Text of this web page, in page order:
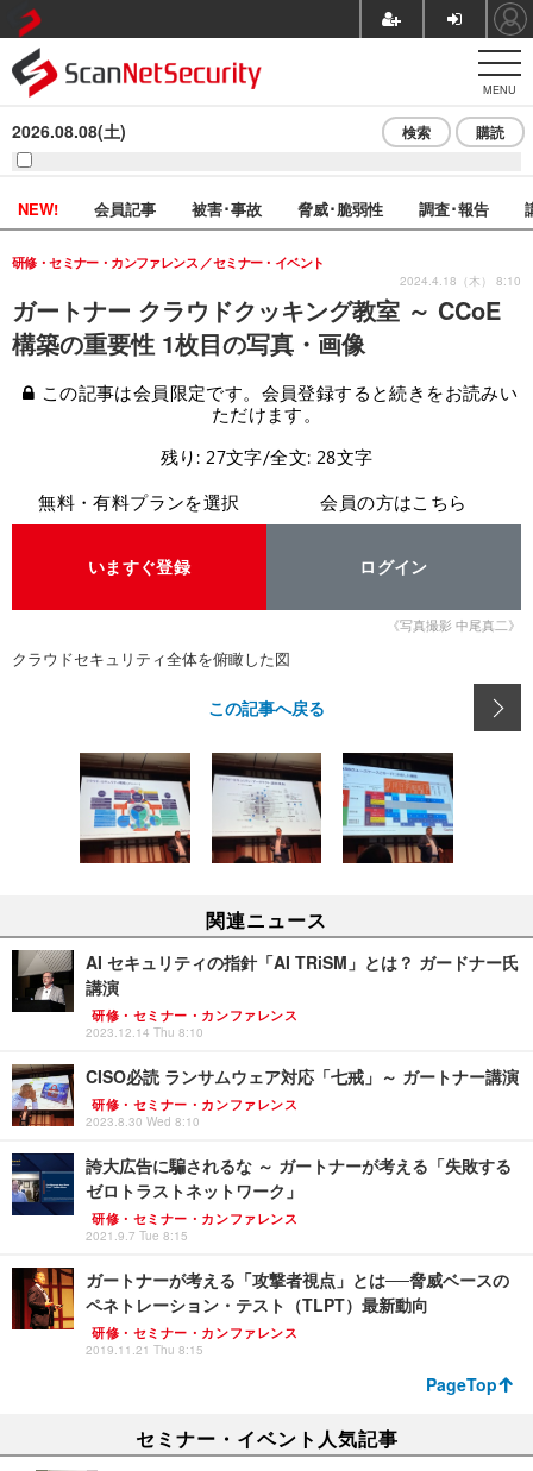
MENU
2026.08.08(土) 検索 購読
NEW! 会員記事 被害･事故 脅威･脆弱性 調査･報告
ガートナー クラウドクッキング教室 ～ CCoE
構築の重要性 1枚目の写真・画像
研修・セミナー・カンファレンス セミナー・イベント
2024.4.18（木） 8:10
この記事は会員限定です。会員登録すると続きをお読みい
ただけます。
残り: 27文字/全文: 28文字
無料・有料プランを選択
いますぐ登録
会員の方はこちら
ログイン
《写真撮影 中尾真二》
クラウドセキュリティ全体を俯瞰した図
この記事へ戻る
関連ニュース
AI セキュリティの指針「AI TRiSM」とは？ ガードナー氏
講演
研修・セミナー・カンファレンス
2023.12.14 Thu 8:10
CISO必読 ランサムウェア対応「七戒」～ ガートナー講演
研修・セミナー・カンファレンス
2023.8.30 Wed 8:10
誇大広告に騙されるな ～ ガートナーが考える「失敗する
ゼロトラストネットワーク」
研修・セミナー・カンファレンス
2021.9.7 Tue 8:15
ガートナーが考える「攻撃者視点」とは──脅威ベースの
ペネトレーション・テスト（TLPT）最新動向
研修・セミナー・カンファレンス
2019.11.21 Thu 8:15
PageTop
セミナー・イベント人気記事